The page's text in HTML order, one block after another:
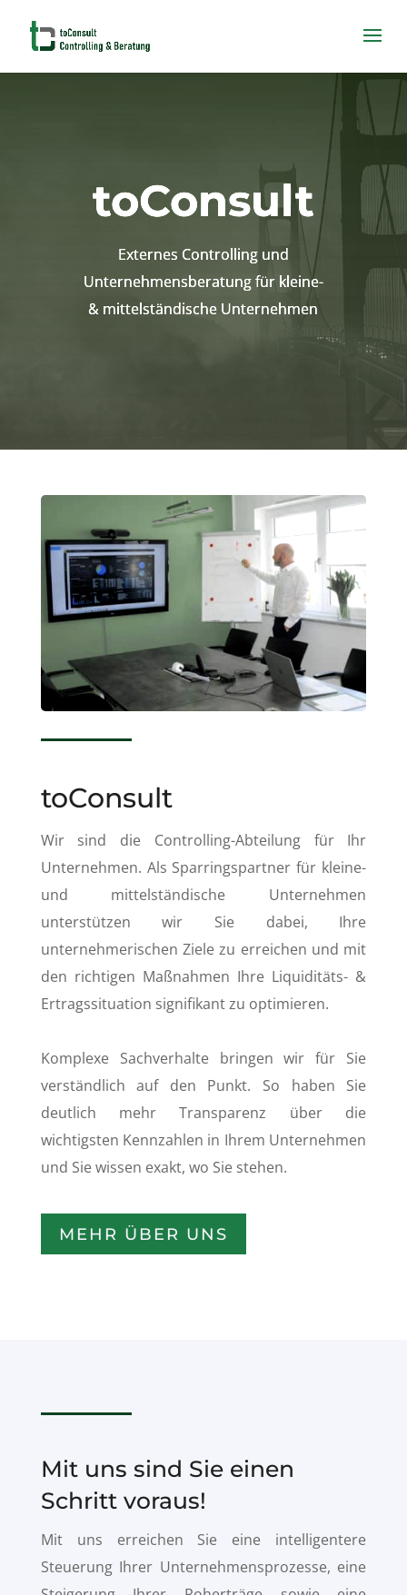
toConsult
Externes Controlling und
Unternehmensberatung für kleine-
& mittelständische Unternehmen
toConsult
Wir sind die Controlling-Abteilung für Ihr
Unternehmen. Als Sparringspartner für kleine-
und mittelständische Unternehmen
unterstützen wir Sie dabei, Ihre
unternehmerischen Ziele zu erreichen und mit
den richtigen Maßnahmen Ihre Liquiditäts- &
Ertragssituation signifikant zu optimieren.
Komplexe Sachverhalte bringen wir für Sie
verständlich auf den Punkt. So haben Sie
deutlich mehr Transparenz über die
wichtigsten Kennzahlen in Ihrem Unternehmen
und Sie wissen exakt, wo Sie stehen.
MEHR ÜBER UNS
Mit uns sind Sie einen
Schritt voraus!
Mit uns erreichen Sie eine intelligentere
Steuerung Ihrer Unternehmensprozesse, eine